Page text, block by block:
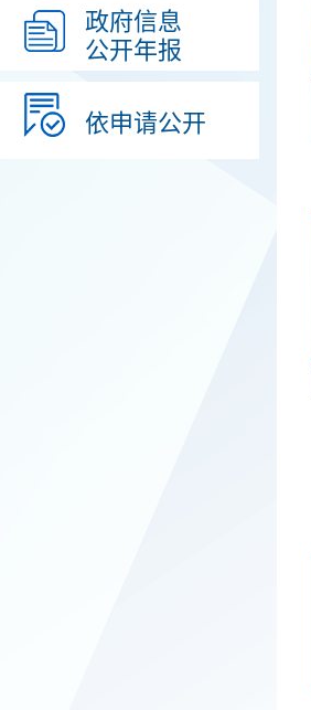
政府信息
公开年报
依申请公开